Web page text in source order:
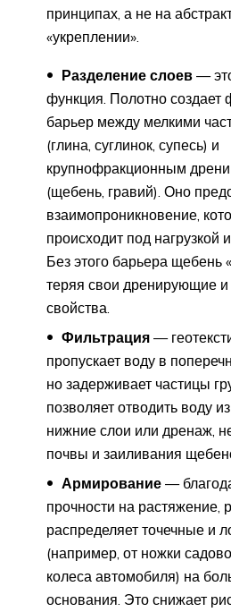
принципах, а не на
«укреплении».
Разделение слоев —
функция. Полотно создает
барьер между мелкими
(глина, суглинок, супесь) и
крупнофракционным
(щебень, гравий). Оно
взаимопроникновение,
происходит под нагрузкой
Без этого барьера щебень
теряя свои дренирующие
свойства.
Фильтрация —
пропускает воду в
но задерживает частицы
позволяет отводить воду
нижние слои или дренаж,
почвы и заиливания
Армирование —
прочности на растяжение,
распределяет точечные и
(например, от ножки
колеса автомобиля) на
основания. Это снижает